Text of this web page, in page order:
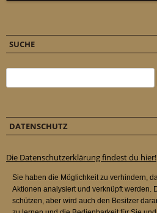
SUCHE
DATENSCHUTZ
Die Datenschutzerklärung findest du hier!